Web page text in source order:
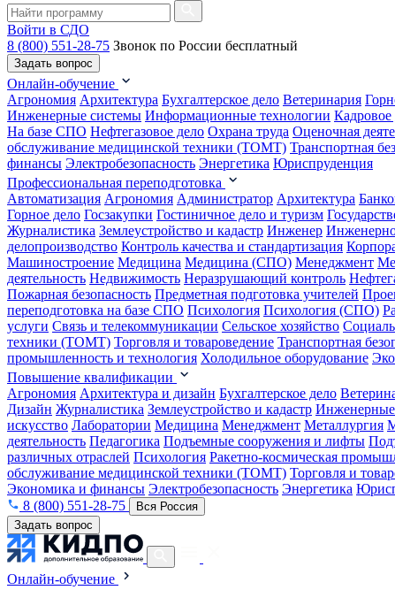
Войти в СДО
8 (800) 551-28-75 Звонок по России бесплатный
Задать вопрос
Онлайн-обучение
Агрономия Архитектура Бухгалтерское дело Ветеринария
Инженерные системы Информационные технологии Кадровое
На базе СПО Нефтегазовое дело Охрана труда Оценочная
обслуживание медицинской техники (ТОМТ) Транспортная
финансы Электробезопасность Энергетика Юриспруденция
Профессиональная переподготовка
Автоматизация Агрономия Администратор Архитектура
Горное дело Госзакупки Гостиничное дело и туризм
Журналистика Землеустройство и кадастр Инженер
делопроизводство Контроль качества и стандартизация
Машиностроение Медицина Медицина (СПО) Менеджмент
деятельность Недвижимость Неразрушающий контроль
Пожарная безопасность Предметная подготовка учителей
переподготовка на базе СПО Психология Психология (СПО)
услуги Связь и телекоммуникации Сельское хозяйство
техники (ТОМТ) Торговля и товароведение Транспортная
промышленность и технология Холодильное оборудование
Повышение квалификации
Агрономия Архитектура и дизайн Бухгалтерское дело
Дизайн Журналистика Землеустройство и кадастр
искусство Лаборатории Медицина Менеджмент Металлургия
деятельность Педагогика Подъемные сооружения и лифты
различных отраслей Психология Ракетно-космическая
обслуживание медицинской техники (ТОМТ) Торговля и
Экономика и финансы Электробезопасность Энергетика
8 (800) 551-28-75
Вся Россия
Задать вопрос
Онлайн-обучение